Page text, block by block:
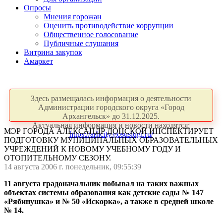
Опросы
Мнения горожан
Оценить противодействие коррупции
Общественное голосование
Публичные слушания
Витрина закупок
Амаркет
Здесь размещалась информация о деятельности
Администрации городского округа «Город
Архангельск» до 31.12.2025.
Актуальная информация и новости находятся:
https://arhcity.gosuslugi.ru/
МЭР ГОРОДА АЛЕКСАНДР ДОНСКОЙ ИНСПЕКТИРУЕТ
ПОДГОТОВКУ МУНИЦИПАЛЬНЫХ ОБРАЗОВАТЕЛЬНЫХ
УЧРЕЖДЕНИЙ К НОВОМУ УЧЕБНОМУ ГОДУ И
ОТОПИТЕЛЬНОМУ СЕЗОНУ.
14 августа 2006 г. понедельник, 09:55:39
11 августа градоначальник побывал на таких важных
объектах системы образования как детские сады № 147
«Рябинушка» и № 50 «Искорка», а также в средней школе
№ 14.